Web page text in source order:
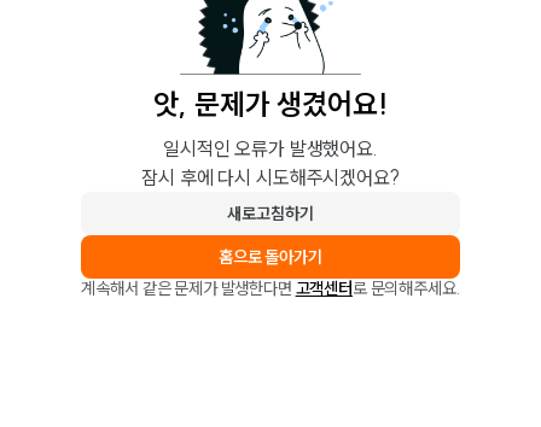
앗, 문제가 생겼어요!
일시적인 오류가 발생했어요.
잠시 후에 다시 시도해주시겠어요?
새로고침하기
홈으로 돌아가기
계속해서 같은 문제가 발생한다면 고객센터로 문의해주세요.